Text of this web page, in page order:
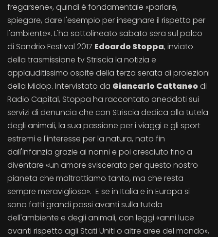
fregarsene», quindi è fondamentale «parlare,
spiegare, dare l'esempio per insegnare il rispetto per
l'ambiente». L'ha sottolineato sabato sera sul palco
di Sondrio Festival 2017 Edoardo Stoppa, inviato
della trasmissione tv Striscia la notizia e
applauditissimo ospite della terza serata di proiezioni
della Midop. Intervistato da Giancarlo Cattaneodi
Radio Capital, Stoppa ha raccontato aneddoti sui
servizi di denuncia che con Striscia dedica alla tutela
degli animali, la sua passione per i viaggi e gli sport
estremi e l'interesse per la natura, nato fin
dall'infanzia grazie ai nonni e poi cresciuto fino a
diventare «un amore sviscerato per questo nostro
pianeta che maltrattiamo tanto, ma che resta
sempre meraviglioso». E se in Italia e in Europa si
sono fatti grandi passi avanti sulla tutela
dell'ambiente e degli animali, con leggi «anni luce
avanti rispetto agli Stati Uniti o altre aree del mondo»,